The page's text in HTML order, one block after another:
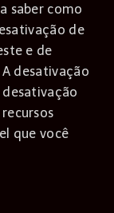
saber como
de
e de
desativação
que você